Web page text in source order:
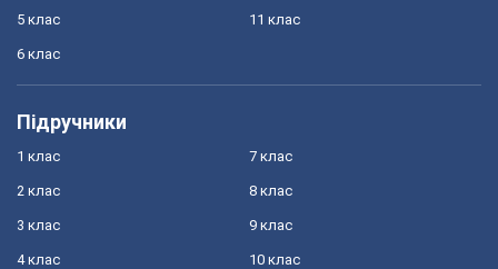
5 клас
6 клас
11 клас
Підручники
1 клас
2 клас
3 клас
4 клас
7 клас
8 клас
9 клас
10 клас